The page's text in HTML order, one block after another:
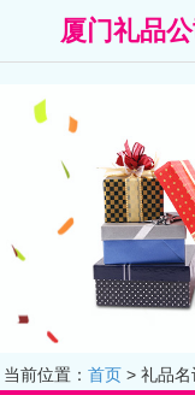
当前位置： 首页> 礼品名